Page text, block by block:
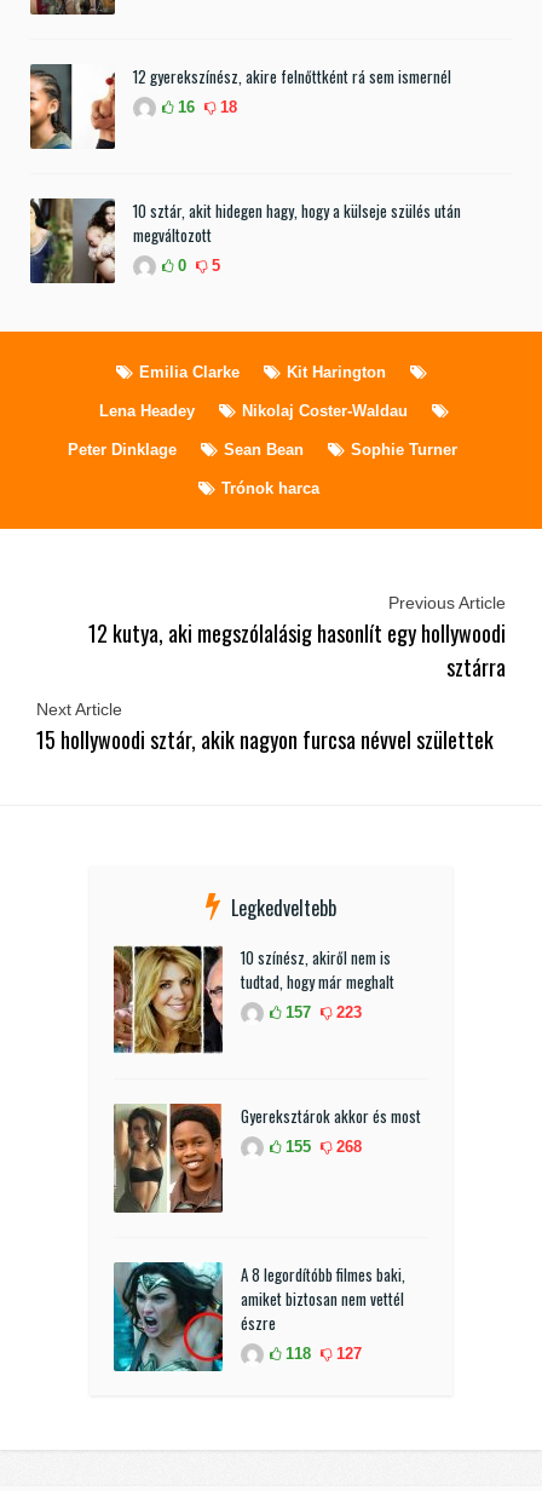
12 gyerekszínész, akire felnőttként rá sem ismernél
16 18
10 sztár, akit hidegen hagy, hogy a külseje szülés után
megváltozott
0 5
Emilia Clarke Kit Harington
Lena Headey Nikolaj Coster-Waldau
Peter Dinklage Sean Bean Sophie Turner
Trónok harca
Previous Article
12 kutya, aki megszólalásig hasonlít egy hollywoodi
sztárra
Next Article
15 hollywoodi sztár, akik nagyon furcsa névvel születtek
Legkedveltebb
10 színész, akiről nem is
tudtad, hogy már meghalt
157 223
Gyereksztárok akkor és most
155 268
A 8 legordítóbb filmes baki,
amiket biztosan nem vettél
észre
118 127